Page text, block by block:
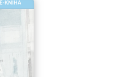
E-KNIHA